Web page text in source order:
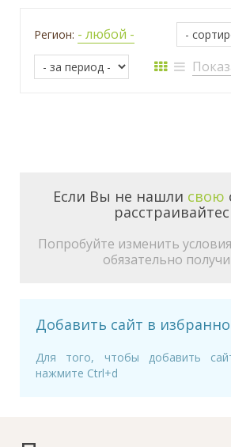
Регион: - любой -
Если Вы не нашли свою
Попробуйте изменить
обязательно
Добавить сайт в
Для того, чтобы добавить
нажмите Ctrl+d